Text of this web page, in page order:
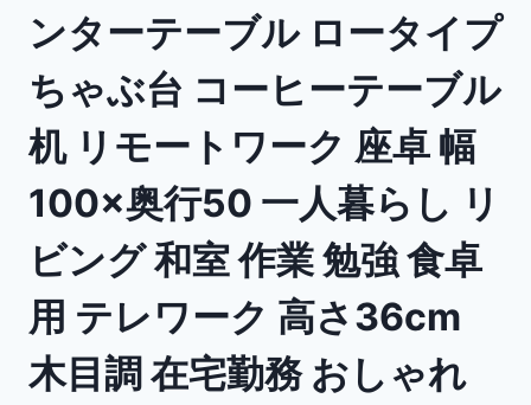
ンターテーブル ロータイプ
ちゃぶ台 コーヒーテーブル
机 リモートワーク 座卓 幅
100×奥行50 一人暮らし リ
ビング 和室 作業 勉強 食卓
用 テレワーク 高さ36cm
木目調 在宅勤務 おしゃれ